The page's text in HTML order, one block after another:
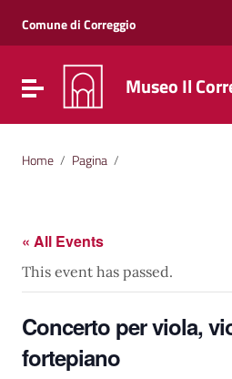
Vai al menu di navigazione
Vai al footer
Comune di Correggio
Attiva / disattiva la navigazione
Museo Il
Home / Pagina /
« All Events
This event has passed.
Concerto per viola,
fortepiano